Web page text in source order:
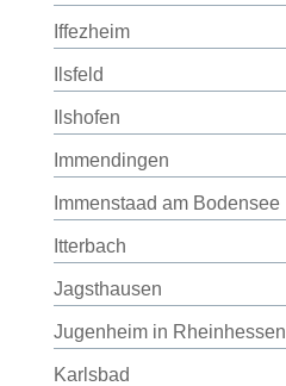
Iffezheim
Ilsfeld
Ilshofen
Immendingen
Immenstaad am Bodensee
Itterbach
Jagsthausen
Jugenheim in Rheinhessen
Karlsbad